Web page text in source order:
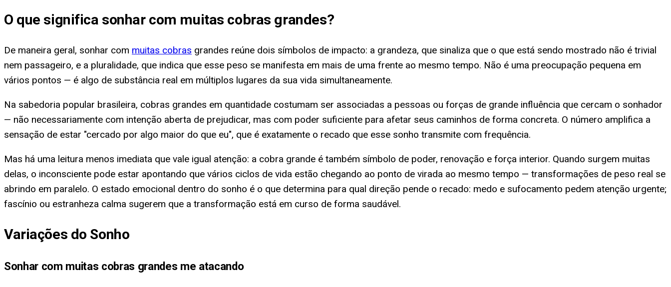
O que significa sonhar com muitas cobras grandes?
De maneira geral, sonhar com muitas cobras grandes reúne dois símbolos de impacto: a grandeza, que sinaliza que o que está sendo mostrado não é trivial
nem passageiro, e a pluralidade, que indica que esse peso se manifesta em mais de uma frente ao mesmo tempo. Não é uma preocupação pequena em
vários pontos — é algo de substância real em múltiplos lugares da sua vida simultaneamente.
Na sabedoria popular brasileira, cobras grandes em quantidade costumam ser associadas a pessoas ou forças de grande influência que cercam o sonhador
— não necessariamente com intenção aberta de prejudicar, mas com poder suficiente para afetar seus caminhos de forma concreta. O número amplifica a
sensação de estar "cercado por algo maior do que eu", que é exatamente o recado que esse sonho transmite com frequência.
Mas há uma leitura menos imediata que vale igual atenção: a cobra grande é também símbolo de poder, renovação e força interior. Quando surgem muitas
delas, o inconsciente pode estar apontando que vários ciclos de vida estão chegando ao ponto de virada ao mesmo tempo — transformações de peso real se
abrindo em paralelo. O estado emocional dentro do sonho é o que determina para qual direção pende o recado: medo e sufocamento pedem atenção urgente;
fascínio ou estranheza calma sugerem que a transformação está em curso de forma saudável.
Variações do Sonho
Sonhar com muitas cobras grandes me atacando